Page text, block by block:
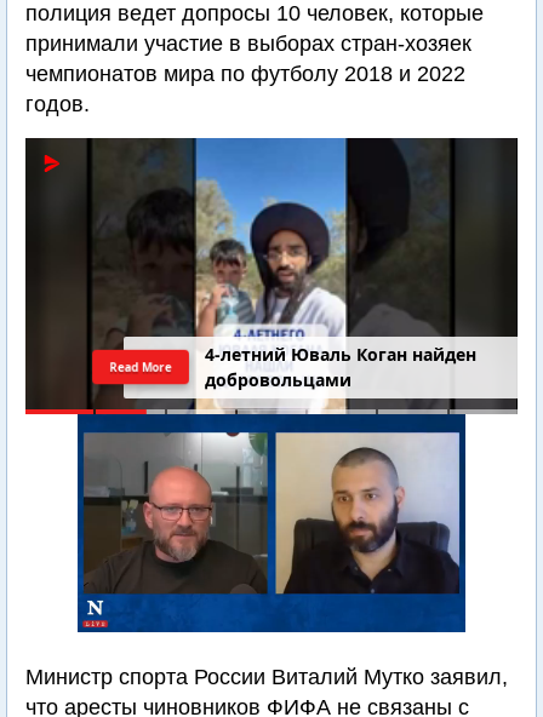
полиция ведет допросы 10 человек, которые
принимали участие в выборах стран-хозяек
чемпионатов мира по футболу 2018 и 2022
годов.
4-летний Юваль Коган найден
добровольцами
Read More
Министр спорта России Виталий Мутко заявил,
что аресты чиновников ФИФА не связаны с